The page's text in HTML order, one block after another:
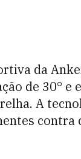
da
de 30° e
A
contra